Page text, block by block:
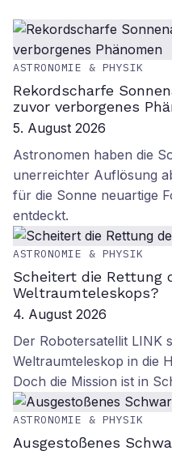
ASTRONOMIE & PHYSIK
Rekordscharfe
zuvor verborgenes
5. August 2026
Astronomen haben die
unerreichter Auflösung
für die Sonne neuartige
entdeckt.
ASTRONOMIE & PHYSIK
Scheitert die Rettung
Weltraumteleskops?
4. August 2026
Der Robotersatellit LINK
Weltraumteleskop in die
Doch die Mission ist in
ASTRONOMIE & PHYSIK
Ausgestoßenes